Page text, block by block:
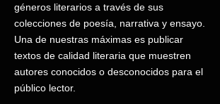
géneros literarios a través de sus
colecciones de poesía, narrativa y ensayo.
Una de nuestras máximas es publicar
textos de calidad literaria que muestren
autores conocidos o desconocidos para el
público lector.